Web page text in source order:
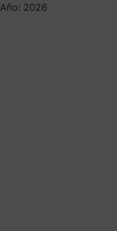
Año: 2026